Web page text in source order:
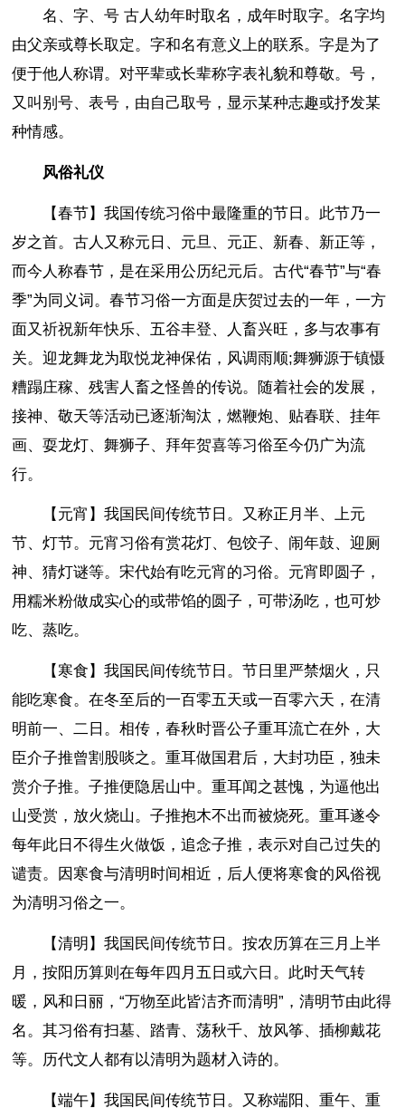
名、字、号 古人幼年时取名，成年时取字。名字均
由父亲或尊长取定。字和名有意义上的联系。字是为了
便于他人称谓。对平辈或长辈称字表礼貌和尊敬。号，
又叫别号、表号，由自己取号，显示某种志趣或抒发某
种情感。
风俗礼仪
【春节】我国传统习俗中最隆重的节日。此节乃一
岁之首。古人又称元日、元旦、元正、新春、新正等，
而今人称春节，是在采用公历纪元后。古代“春节”与“春
季”为同义词。春节习俗一方面是庆贺过去的一年，一方
面又祈祝新年快乐、五谷丰登、人畜兴旺，多与农事有
关。迎龙舞龙为取悦龙神保佑，风调雨顺;舞狮源于镇慑
糟蹋庄稼、残害人畜之怪兽的传说。随着社会的发展，
接神、敬天等活动已逐渐淘汰，燃鞭炮、贴春联、挂年
画、耍龙灯、舞狮子、拜年贺喜等习俗至今仍广为流
行。
【元宵】我国民间传统节日。又称正月半、上元
节、灯节。元宵习俗有赏花灯、包饺子、闹年鼓、迎厕
神、猜灯谜等。宋代始有吃元宵的习俗。元宵即圆子，
用糯米粉做成实心的或带馅的圆子，可带汤吃，也可炒
吃、蒸吃。
【寒食】我国民间传统节日。节日里严禁烟火，只
能吃寒食。在冬至后的一百零五天或一百零六天，在清
明前一、二日。相传，春秋时晋公子重耳流亡在外，大
臣介子推曾割股啖之。重耳做国君后，大封功臣，独未
赏介子推。子推便隐居山中。重耳闻之甚愧，为逼他出
山受赏，放火烧山。子推抱木不出而被烧死。重耳遂令
每年此日不得生火做饭，追念子推，表示对自己过失的
谴责。因寒食与清明时间相近，后人便将寒食的风俗视
为清明习俗之一。
【清明】我国民间传统节日。按农历算在三月上半
月，按阳历算则在每年四月五日或六日。此时天气转
暖，风和日丽，“万物至此皆洁齐而清明”，清明节由此得
名。其习俗有扫墓、踏青、荡秋千、放风筝、插柳戴花
等。历代文人都有以清明为题材入诗的。
【端午】我国民间传统节日。又称端阳、重午、重